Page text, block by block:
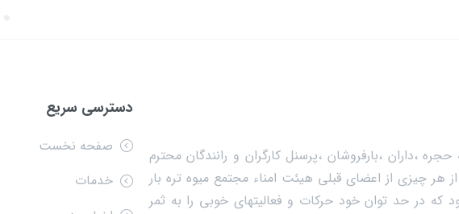
،داران ،بارفروشان ،پرسنل کارگران و رانندگان محترم
چیزی از اعضای قبلی هیئت امناء مجتمع میوه تره بار
که در حد توان خود حرکات و فعالیتهای خوبی را به ثمر
دسترسی سریع
صفحه نخست
خدمات